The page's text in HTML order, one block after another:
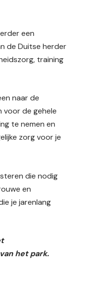
een
de Duitse herder
training
naar de
voor de gehele
te nemen en
zorg voor je
die nodig
en
je jarenlang
het park.